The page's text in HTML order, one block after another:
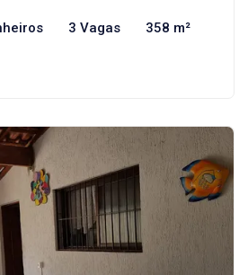
3 Vagas 358 m²